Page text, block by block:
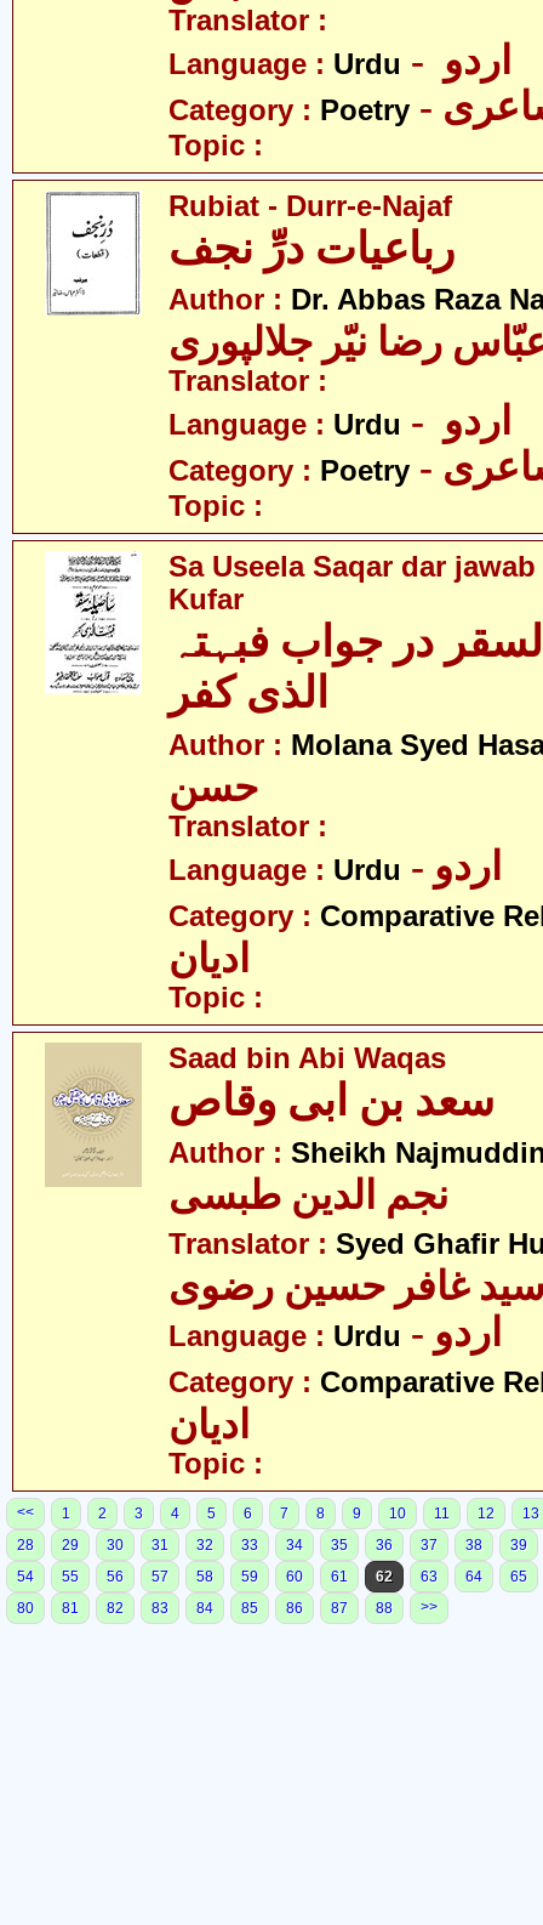
Translator :
Language : Urdu
Category : Poetry
Topic :
Rubiat - Durr-e-Najaf
رباعیات درِّ نجف
Author : Dr. Abbas Raza
رضا نیّر جلالپوری
Translator :
Language : Urdu
Category : Poetry
Topic :
Sa Useela Saqar dar
Kufar
در جواب فبہتہ
الذی کفر
Author : Molana Syed
حسن
Translator :
Language : Urdu - اردو
Category : Comparative
ادیان
Topic :
Saad bin Abi Waqas
سعد بن ابی وقاص
Author : Sheikh
نجم الدین طبسی
Translator : Syed Ghafir
غافر حسین رضوی
Language : Urdu - اردو
Category : Comparative
ادیان
Topic :
<< 1 2 3 4 5 6 7 8 9 10 11 12
13
28
29 30 31 32 33 34 35 36 37 38
39
54
55 56 57 58 59 60 61 62 63 64
65
80
81 82 83 84 85 86 87 88 >>